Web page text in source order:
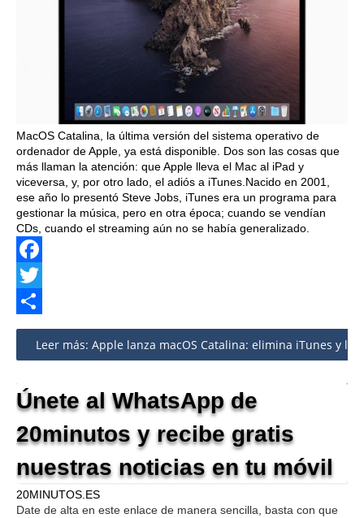
MacOS Catalina, la última versión del sistema operativo de
ordenador de Apple, ya está disponible. Dos son las cosas que
más llaman la atención: que Apple lleva el Mac al iPad y
viceversa, y, por otro lado, el adiós a iTunes.Nacido en 2001,
ese año lo presentó Steve Jobs, iTunes era un programa para
gestionar la música, pero en otra época; cuando se vendían
CDs, cuando el streaming aún no se había generalizado.
Facebook
Twitter
Share
Leer más: Apple lanza macOS Catalina: elimina iTunes y
Únete al WhatsApp de
20minutos y recibe gratis
nuestras noticias en tu móvil
20MINUTOS.ES
Date de alta en este enlace de manera sencilla, basta con que